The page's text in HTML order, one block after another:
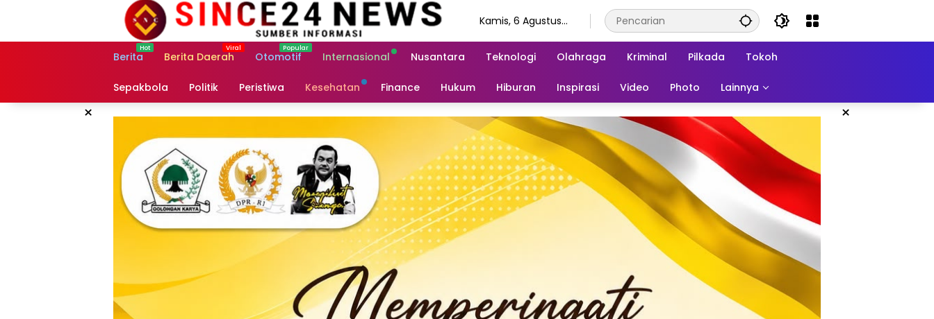
Kamis, 6 Agustus
Berita
Berita Daerah Otomotif Internasional Nusantara Teknologi Olahraga Kriminal Pilkada Tokoh
Sepakbola Politik Peristiwa Kesehatan Finance Hukum Hiburan Inspirasi Video Photo Lainnya
× ×